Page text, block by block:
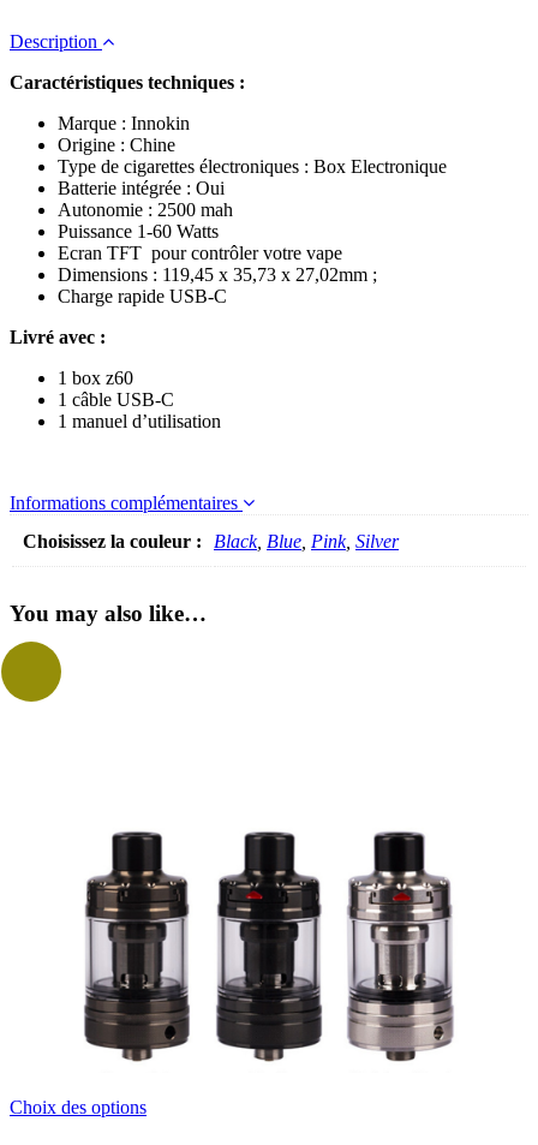
Description
Caractéristiques techniques :
Marque : Innokin
Origine : Chine
Type de cigarettes électroniques : Box Electronique
Batterie intégrée : Oui
Autonomie : 2500 mah
Puissance 1-60 Watts
Ecran TFT pour contrôler votre vape
Dimensions : 119,45 x 35,73 x 27,02mm ;
Charge rapide USB-C
Livré avec :
1 box z60
1 câble USB-C
1 manuel d’utilisation
Informations complémentaires
Choisissez la couleur :
Black, Blue Pink, Silver
You may also like…
Choix des optionsCe